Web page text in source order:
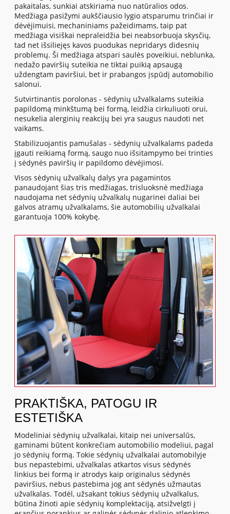
pakaitalas, sunkiai atskiriama nuo natūralios odos.
Medžiaga pasižymi aukščiausio lygio atsparumu trinčiai ir
dėvėjimuisi, mechaniniams pažeidimams, taip pat
medžiaga visiškai nepraleidžia bei neabsorbuoja skysčių,
tad net išsiliejęs kavos puodukas nepridarys didesnių
problemų. Ši medžiaga atspari saulės poveikiui, neblunka,
nedažo paviršių suteikia ne tiktai puikią apsaugą
uždengtam paviršiui, bet ir prabangos įspūdį automobilio
salonui.
Sutvirtinantis porolonas - sėdynių užvalkalams suteikia
papildomą minkštumą bei formą, leidžia cirkuliuoti orui,
nesukelia alerginių reakcijų bei yra saugus naudoti net
vaikams.
Stabilizuojantis pamušalas - sėdynių užvalkalams padeda
įgauti reikiamą formą, saugo nuo išsitampymo bei trinties
į sėdynės paviršių ir papildomo dėvėjimosi.
Visos sėdynių užvalkalų dalys yra pagamintos
panaudojant šias tris medžiagas, trisluoksnė medžiaga
naudojama net sėdynių užvalkalų nugarinei daliai bei
galvos atramų užvalkalams, šie automobilių užvalkalai
garantuoja 100% kokybę.
PRAKTIŠKA, PATOGU IR
ESTETIŠKA
Modeliniai sėdynių užvalkalai, kitaip nei universalūs,
gaminami būtent konkrečiam automobilio modeliui, pagal
jo sėdynių formą. Tokie sėdynių užvalkalai automobilyje
bus nepastebimi, užvalkalas atkartos visus sėdynės
linkius bei formą ir atrodys kaip originalus sėdynės
paviršius, nebus pastebima jog ant sėdynės užmautas
užvalkalas. Todėl, užsakant tokius sėdynių užvalkalus,
būtina žinoti apie sėdynių komplektaciją, atsižvelgti į